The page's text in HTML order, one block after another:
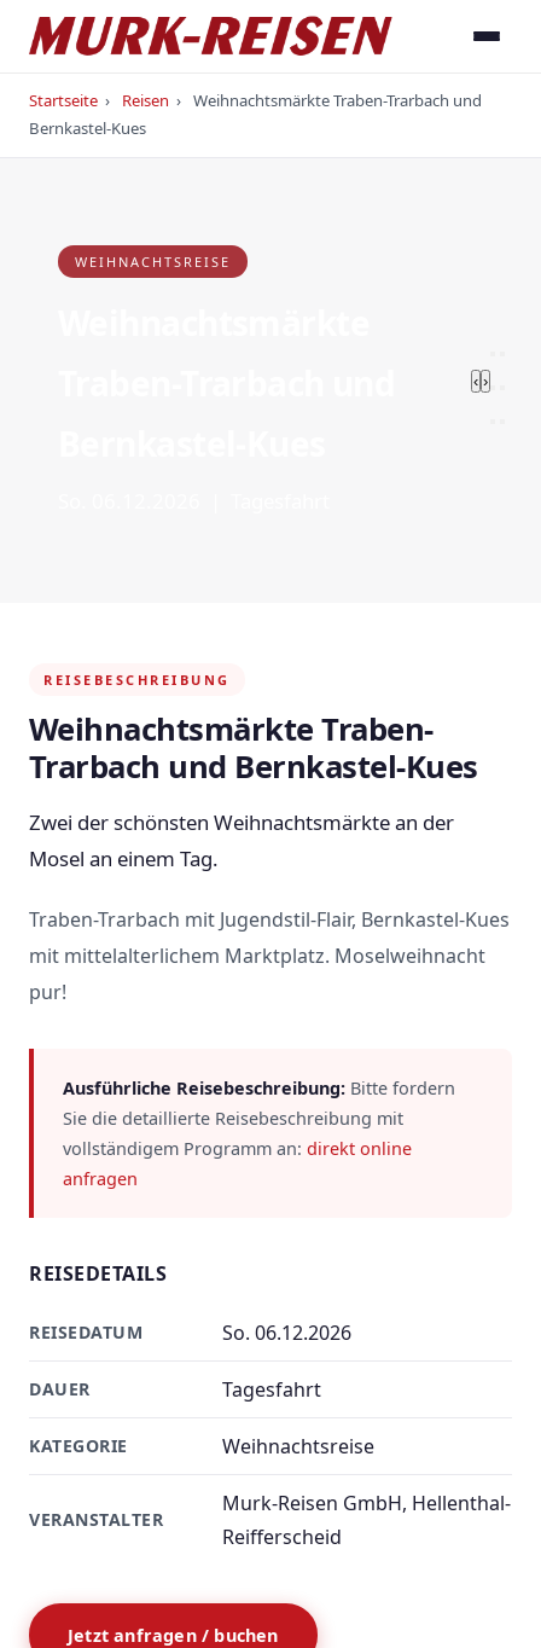
Startseite › Reisen › Weihnachtsmärkte Traben-Trarbach und
Bernkastel-Kues
WEIHNACHTSREISE
‹ ›
REISEBESCHREIBUNG
Weihnachtsmärkte Traben-
Trarbach und Bernkastel-Kues
Zwei der schönsten Weihnachtsmärkte an der
Mosel an einem Tag.
Traben-Trarbach mit Jugendstil-Flair, Bernkastel-Kues
mit mittelalterlichem Marktplatz. Moselweihnacht
pur!
Ausführliche Reisebeschreibung: Bitte fordern
Sie die detaillierte Reisebeschreibung mit
vollständigem Programm an: direkt online
anfragen
REISEDETAILS
REISEDATUM So. 06.12.2026
DAUER Tagesfahrt
KATEGORIE Weihnachtsreise
VERANSTALTER
Murk-Reisen GmbH, Hellenthal-
Reifferscheid
Jetzt anfragen / buchen